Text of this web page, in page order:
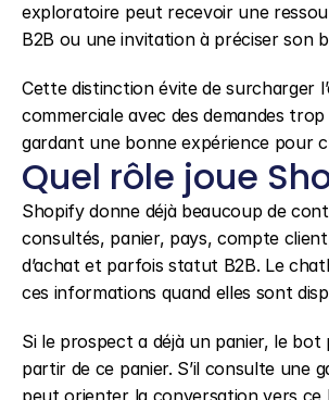
exploratoire peut recevoir une
B2B ou une invitation à préciser son
Cette distinction évite de surcharger
commerciale avec des demandes
gardant une bonne expérience pour
Quel rôle joue
Shopify donne déjà beaucoup de
consultés, panier, pays, compte
d’achat et parfois statut B2B. Le
ces informations quand elles sont
Si le prospect a déjà un panier, le bot
partir de ce panier. S’il consulte une
peut orienter la conversation vers ce